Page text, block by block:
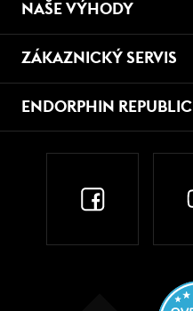
NAŠE VÝHODY
ZÁKAZNICKÝ SERVIS
ENDORPHIN REPUBLIC